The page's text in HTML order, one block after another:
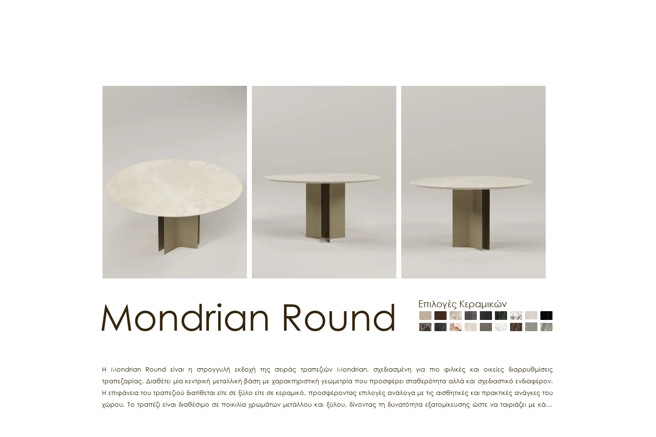
Mondrian Round Επιλογές Κεραμικών
Η Mondrian Round είναι η στρογγυλή εκδοχή της σειράς τραπεζιών Mondrian, σχεδιασμένη για πιο φιλικές και οικείες διαρρυθμίσεις
τραπεζαρίας. Διαθέτει μία κεντρική μεταλλική βάση με χαρακτηριστική γεωμετρία που προσφέρει σταθερότητα αλλά και σχεδιαστικό ενδιαφέρον.
Η επιφάνεια του τραπεζιού διατίθεται είτε σε ξύλο είτε σε κεραμικό, προσφέροντας επιλογές ανάλογα με τις αισθητικές και πρακτικές ανάγκες του
χώρου. Το τραπέζι είναι διαθέσιμο σε ποικιλία χρωμάτων μετάλλου και ξύλου, δίνοντας τη δυνατότητα εξατομίκευσης ώστε να ταιριάζει με κάθε